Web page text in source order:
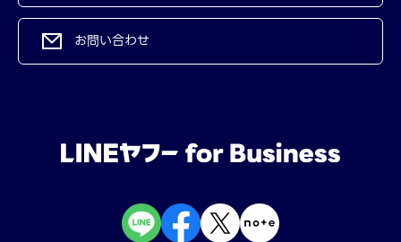
お問い合わせ